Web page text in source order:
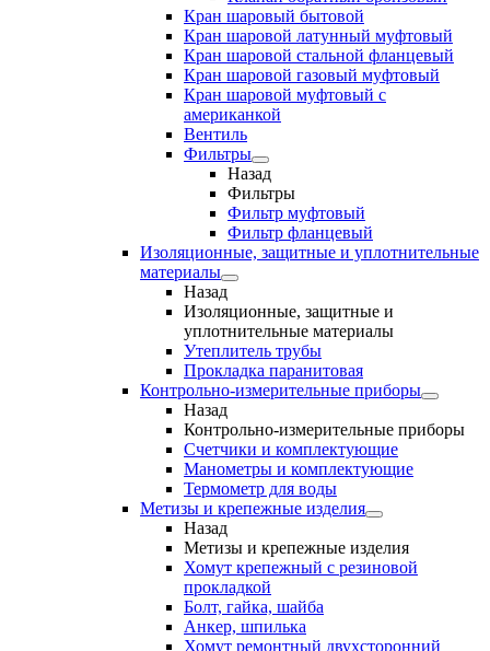
Кран шаровый бытовой
Кран шаровой латунный муфтовый
Кран шаровой стальной фланцевый
Кран шаровой газовый муфтовый
Кран шаровой муфтовый с
американкой
Вентиль
Фильтры
Назад
Фильтры
Фильтр муфтовый
Фильтр фланцевый
Изоляционные, защитные и уплотнительные
материалы
Назад
Изоляционные, защитные и
уплотнительные материалы
Утеплитель трубы
Прокладка паранитовая
Контрольно-измерительные приборы
Назад
Контрольно-измерительные приборы
Счетчики и комплектующие
Манометры и комплектующие
Термометр для воды
Метизы и крепежные изделия
Назад
Метизы и крепежные изделия
Хомут крепежный с резиновой
прокладкой
Болт, гайка, шайба
Анкер, шпилька
Хомут ремонтный двухсторонний